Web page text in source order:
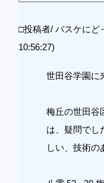
□投稿者/ バスケにど
10:56:27)
世田谷学園に
梅丘の世田谷
は、疑問でし
しい、技術の